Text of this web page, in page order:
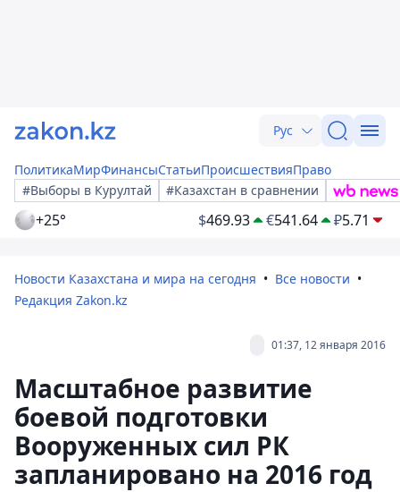
Рус
ПолитикаМирФинансыСтатьиПроисшествияПраво
#Выборы в Курултай
#Казахстан в сравнении
+25° $469.93 €541.64 ₽5.71
Новости Казахстана и мира на сегодня
Все новости
Редакция Zakon.kz
01:37, 12 января 2016
Масштабное развитие
боевой подготовки
Вооруженных сил РК
запланировано на 2016 год